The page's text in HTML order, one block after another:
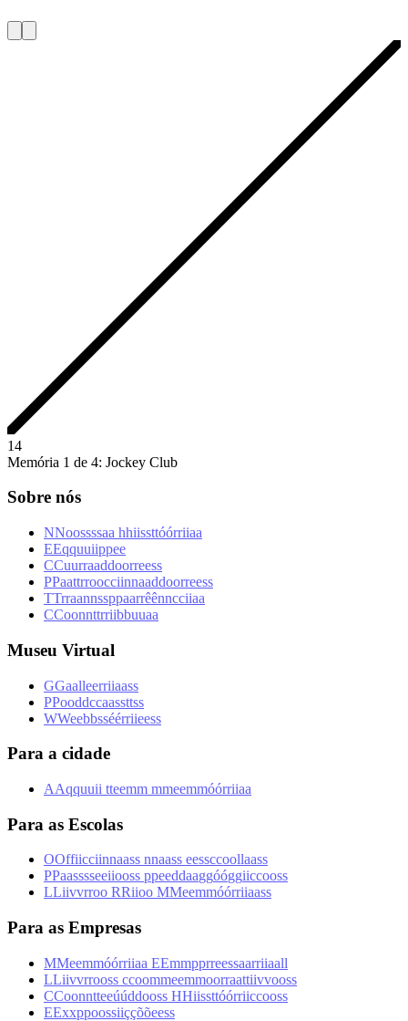
14
Memória 1 de 4: Jockey Club
Sobre nós
NNoossssaa hhiissttóórriiaa
EEqquuiippee
CCuurraaddoorreess
PPaattrroocciinnaaddoorreess
TTrraannssppaarrêênncciiaa
CCoonnttrriibbuuaa
Museu Virtual
GGaalleerriiaass
PPooddccaassttss
WWeebbsséérriieess
Para a cidade
AAqquuii tteemm mmeemmóórriiaa
Para as Escolas
OOffiicciinnaass nnaass eessccoollaass
PPaasssseeiiooss ppeeddaaggóóggiiccooss
LLiivvrroo RRiioo MMeemmóórriiaass
Para as Empresas
MMeemmóórriiaa EEmmpprreessaarriiaall
LLiivvrrooss ccoommeemmoorraattiivvooss
CCoonntteeúúddooss HHiissttóórriiccooss
EExxppoossiiççõõeess